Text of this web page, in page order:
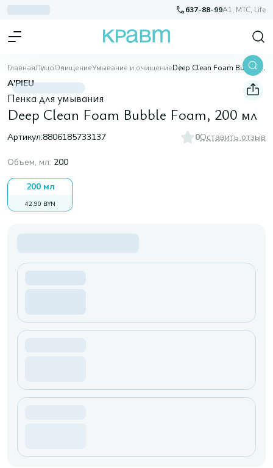
637-88-99A1, МТС, Life
ГлавнаяЛицоОчищениеУмывание и очищение Deep Clean Foam Bubble Foam, 200 мл
A'PIEU
Пенка для умывания
Deep Clean Foam Bubble Foam, 200 мл
Артикул:8806185733137 0Оставить отзыв
Объем, мл: 200
200 мл
42,90 BYN